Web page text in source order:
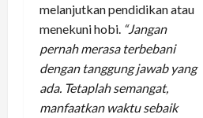
melanjutkan pendidikan atau
menekuni hobi. “Jangan
pernah merasa terbebani
dengan tanggung jawab yang
ada. Tetaplah semangat,
manfaatkan waktu sebaik